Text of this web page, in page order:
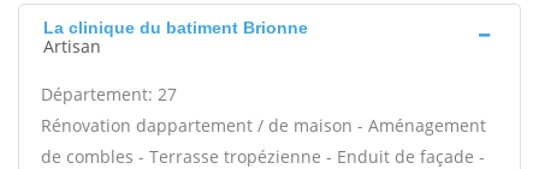
La clinique du batiment Brionne
Artisan
Département: 27
Rénovation dappartement / de maison - Aménagement
de combles - Terrasse tropézienne - Enduit de façade -